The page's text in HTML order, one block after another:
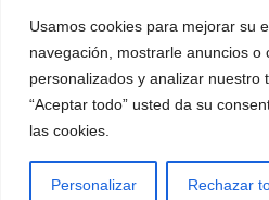
Usamos cookies para mejorar su
navegación, mostrarle anuncios o
personalizados y analizar nuestro
“Aceptar todo” usted da su
las cookies.
Personalizar Rechazar
© Copyright El Método
¿Que es Neurohacking? y
NeuroTechZen – La
Productos para programar